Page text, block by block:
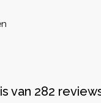
van 282